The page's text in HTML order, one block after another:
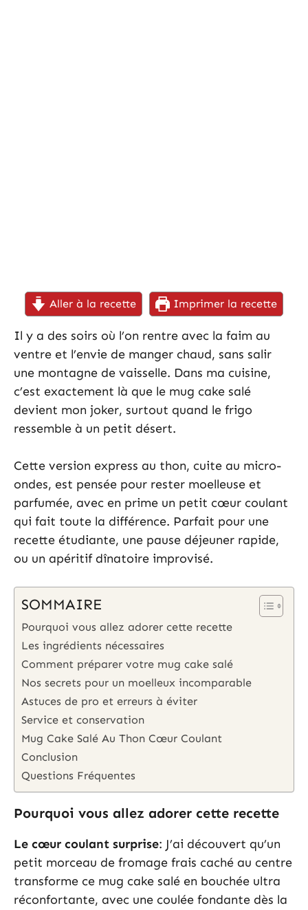
Aller à la recette Imprimer la recette
Il y a des soirs où l’on rentre avec la faim au
ventre et l’envie de manger chaud, sans salir
une montagne de vaisselle. Dans ma cuisine,
c’est exactement là que le mug cake salé
devient mon joker, surtout quand le frigo
ressemble à un petit désert.
Cette version express au thon, cuite au micro-
ondes, est pensée pour rester moelleuse et
parfumée, avec en prime un petit cœur coulant
qui fait toute la différence. Parfait pour une
recette étudiante, une pause déjeuner rapide,
ou un apéritif dînatoire improvisé.
SOMMAIRE
Pourquoi vous allez adorer cette recette
Les ingrédients nécessaires
Comment préparer votre mug cake salé
Nos secrets pour un moelleux incomparable
Astuces de pro et erreurs à éviter
Service et conservation
Mug Cake Salé Au Thon Cœur Coulant
Conclusion
Questions Fréquentes
Pourquoi vous allez adorer cette recette
Le cœur coulant surprise: J’ai découvert qu’un
petit morceau de fromage frais caché au centre
transforme ce mug cake salé en bouchée ultra
réconfortante, avec une coulée fondante dès la